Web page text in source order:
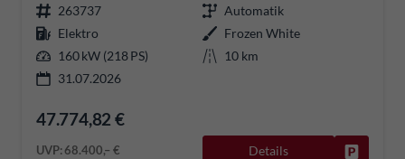
263737
Automatik
Elektro
Frozen White
160 kW (218 PS)
10 km
31.07.2026
47.774,82 €
UVP:68.400,– € Details